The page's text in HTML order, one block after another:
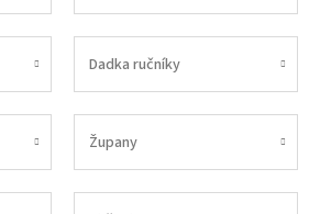
Dadka ručníky
Župany